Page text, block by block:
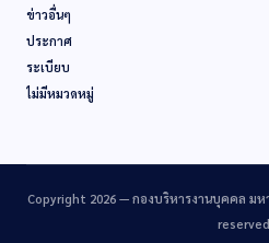
ข่าวอื่นๆ
ประกาศ
ระเบียบ
ไม่มีหมวดหมู่
Copyright 2026 — กองบริหารงานบุคคล ม